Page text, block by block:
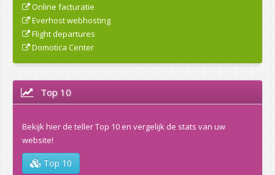
Online facturatie
Everhost webhosting
Flight departures
Domotica Center
Top 10
Bekijk hier de teller Top 10 en vergelijk de stats van uw
website!
Top 10